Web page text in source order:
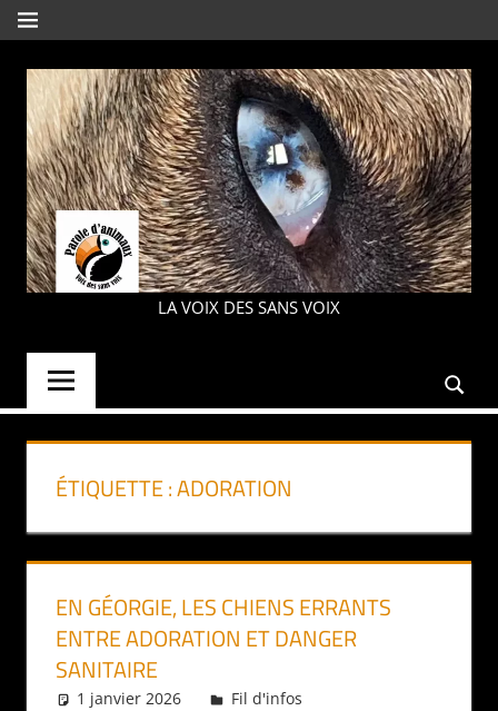
Aller
au
contenu
MENU
PAROLE
LA VOIX DES SANS VOIX
ÉTIQUETTE :ADORATION
EN GÉORGIE, LES CHIENS ERRANTS
ENTRE ADORATION ET DANGER
SANITAIRE
1 janvier 2026 Daniel
Fil d'infos